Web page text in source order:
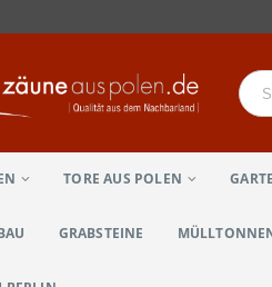
TORE AUS POLEN
GRABSTEINE